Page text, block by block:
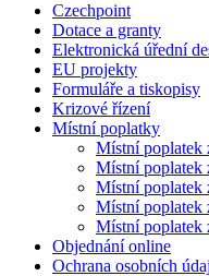
Czechpoint
Dotace a granty
Elektronická úřední
EU projekty
Formuláře a tiskopisy
Krizové řízení
Místní poplatky
Místní poplatek
Místní poplatek
Místní poplatek
Místní poplatek
Místní poplatek
Objednání online
Ochrana osobních